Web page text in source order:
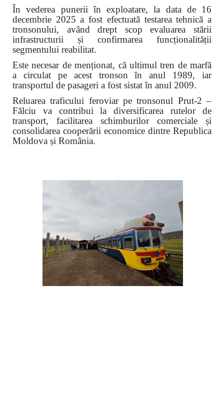
În vederea punerii în exploatare, la data de 16
decembrie 2025 a fost efectuată testarea tehnică a
tronsonului, având drept scop evaluarea stării
infrastructurii și confirmarea funcționalității
segmentului reabilitat.
Este necesar de menționat, că ultimul tren de marfă
a circulat pe acest tronson în anul 1989, iar
transportul de pasageri a fost sistat în anul 2009.
Reluarea traficului feroviar pe tronsonul Prut-2 –
Fălciu va contribui la diversificarea rutelor de
transport, facilitarea schimburilor comerciale și
consolidarea cooperării economice dintre Republica
Moldova și România.